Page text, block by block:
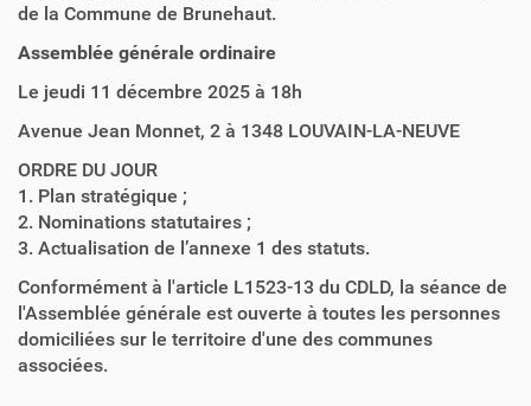
de la Commune de Brunehaut.
Assemblée générale ordinaire
Le jeudi 11 décembre 2025 à 18h
Avenue Jean Monnet, 2 à 1348 LOUVAIN-LA-NEUVE
ORDRE DU JOUR
1. Plan stratégique ;
2. Nominations statutaires ;
3. Actualisation de l’annexe 1 des statuts.
Conformément à l'article L1523-13 du CDLD, la séance de
l'Assemblée générale est ouverte à toutes les personnes
domiciliées sur le territoire d'une des communes
associées.